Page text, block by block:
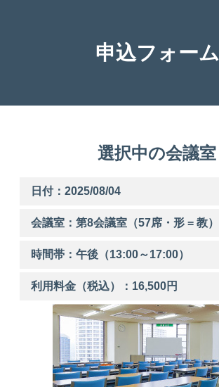
申込フォーム
選択中の会議室
日付：2025/08/04
会議室：第8会議室（57席・形 = 教）
時間帯：午後 （13:00～17:00）
利用料金（税込）： 16,500円